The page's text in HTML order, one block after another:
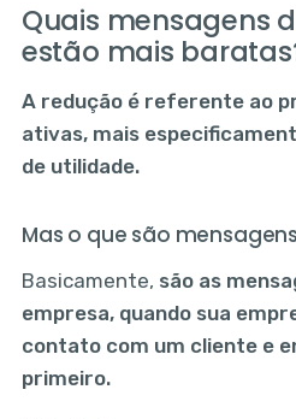
Quais mensagens
estão mais
A redução é referente ao
ativas, mais
de utilidade.
Mas o que são
Basicamente, são as
empresa, quando sua
contato com um cliente e
primeiro.